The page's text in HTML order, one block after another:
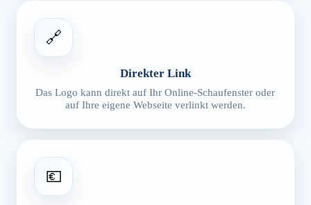
🔗
Direkter Link
Das Logo kann direkt auf Ihr Online-Schaufenster oder
auf Ihre eigene Webseite verlinkt werden.
💶